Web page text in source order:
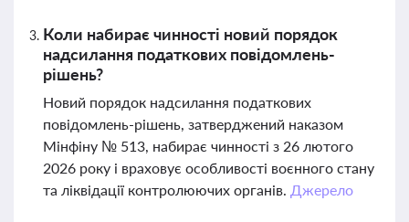
Коли набирає чинності новий порядок
надсилання податкових повідомлень-
рішень?
Новий порядок надсилання податкових
повідомлень-рішень, затверджений наказом
Мінфіну № 513, набирає чинності з 26 лютого
2026 року і враховує особливості воєнного стану
та ліквідації контролюючих органів. Джерело